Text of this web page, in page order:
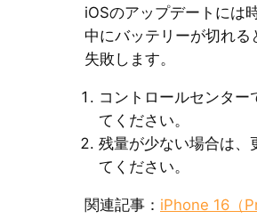
iOSのアップデートには
中にバッテリーが切れ
失敗します。
コントロールセンタ
てください。
残量が少ない場合は、
てください。
関連記事： iPhone 16（